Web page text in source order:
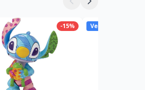
-15% Verfügbar